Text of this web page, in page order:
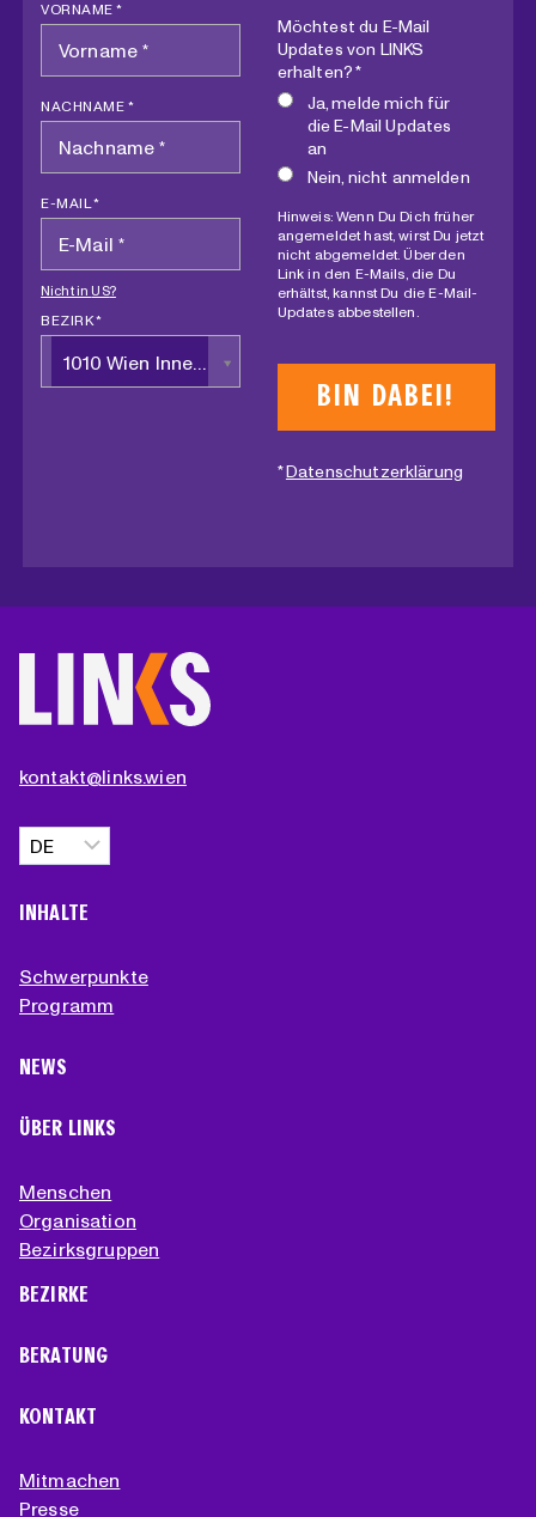
VORNAME *
NACHNAME *
E-MAIL *
Nicht inUS?
BEZIRK *
1010 Wien Innere Stadt
Möchtest du E-Mail
Updates von LINKS
erhalten? *
Ja, melde mich für
die E-Mail Updates
an
Nein, nicht anmelden
Hinweis: Wenn Du Dich früher
angemeldet hast, wirst Du jetzt
nicht abgemeldet. Über den
Link in den E-Mails, die Du
erhältst, kannst Du die E-Mail-
Updates abbestellen.
*Datenschutzerklärung
kontakt@links.wien
Sprache
auswählen
INHALTE
Schwerpunkte
Programm
NEWS
ÜBER LINKS
Menschen
Organisation
Bezirksgruppen
BEZIRKE
BERATUNG
KONTAKT
Mitmachen
Presse